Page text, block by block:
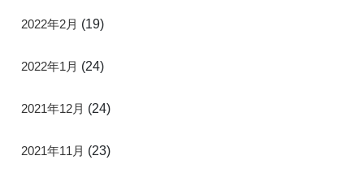
2022年2月 (19)
2022年1月 (24)
2021年12月 (24)
2021年11月 (23)